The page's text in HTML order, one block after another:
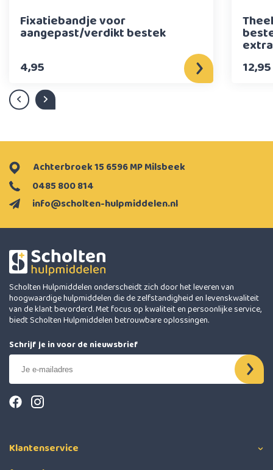
Fixatiebandje voor
aangepast/verdikt bestek
4,95
12,95
info@scholten-hulpmiddelen.nl
0485 800 814
Achterbroek 15 6596 MP Milsbeek
Scholten Hulpmiddelen onderscheidt zich door het leveren van
hoogwaardige hulpmiddelen die de zelfstandigheid en levenskwaliteit
van de klant bevorderd. Met focus op kwaliteit en persoonlijke service,
biedt Scholten Hulpmiddelen betrouwbare oplossingen.
Schrijf je in voor de nieuwsbrief
Klantenservice